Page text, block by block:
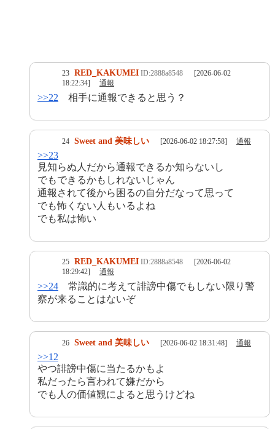
23 RED_KAKUMEI ID:2888a8548
[2026-06-02
18:22:34]
通報
>>22 相手に通報できると思う？
24 Sweet and 美味しい [2026-06-02 18:27:58] 通報
>>23
見知らぬ人だから通報できるか知らないし
でもできるかもしれないじゃん
通報されて後から困るの自分だなって思って
でも怖くない人もいるよね
でも私は怖い
25 RED_KAKUMEI ID:2888a8548
[2026-06-02
18:29:42]
通報
>>24 常識的に考えて誹謗中傷でもしない限り警
察が来ることはないぞ
26 Sweet and 美味しい [2026-06-02 18:31:48] 通報
>>12
やつ誹謗中傷に当たるかもよ
私だったら言われて嫌だから
でも人の価値観によると思うけどね